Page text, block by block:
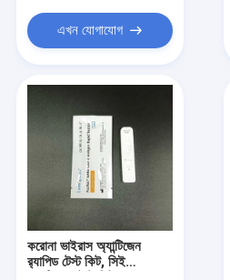
এখন যোগাযোগ
করোনা ভাইরাস অ্যান্টিজেন
র‌্যাপিড টেস্ট কিট, সিই